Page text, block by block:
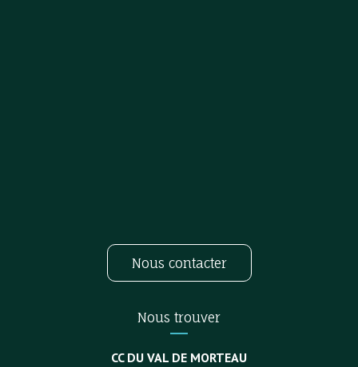
Nous contacter
Nous trouver
CC DU VAL DE MORTEAU